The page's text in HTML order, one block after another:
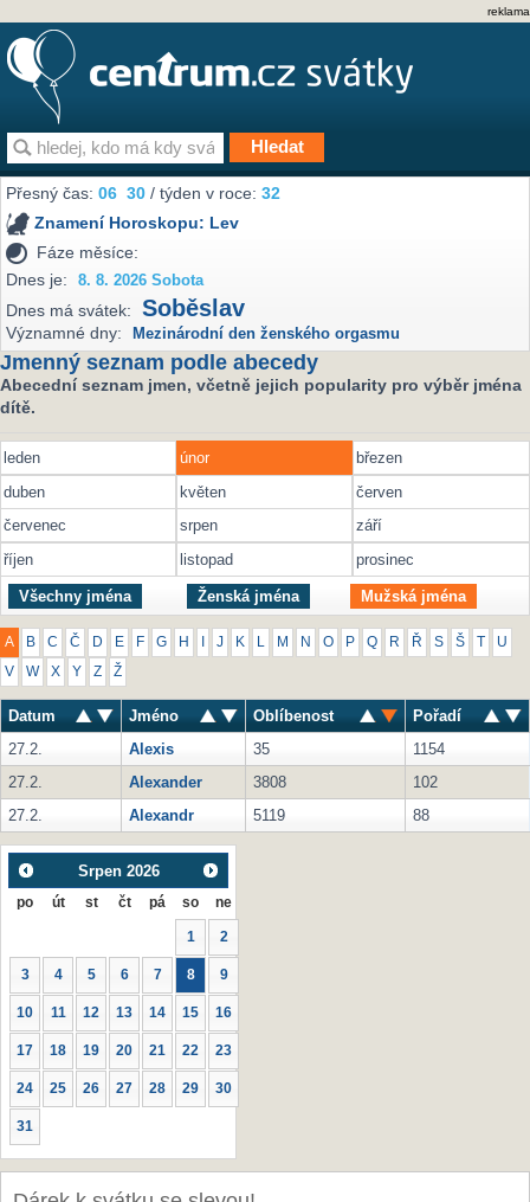
reklama
Přesný čas:06 30 / týden v roce:32
Znamení Horoskopu: Lev
Fáze měsíce:
Dnes je:
8. 8. 2026 Sobota
Dnes má svátek: Soběslav
Významné dny: Mezinárodní den ženského orgasmu
Jmenný seznam podle abecedy
Abecední seznam jmen, včetně jejich popularity pro výběr jména
dítě.
leden únor
březen
duben
květen
červen
červenec
srpen
září
říjen
listopad prosinec
Všechny jména Ženská jména Mužská jména
A B C Č D E F G H J K M N O P Q R Ř S Š U
V W X Y Z Ž
Datum Jméno Oblíbenost
Pořadí
27.2.
Alexis 35
1154
27.2.
Alexander 3808
102
27.2.
Alexandr 5119 88
Srpen 2026
po út st čt pá so ne
1 2
3 4 5 6 7 8 9
10 11 12 13 14 15 16
17 18 19 20 21 22 23
24 25 26 27 28 29 30
31